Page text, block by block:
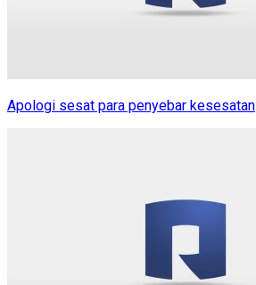
Apologi sesat para penyebar kesesatan